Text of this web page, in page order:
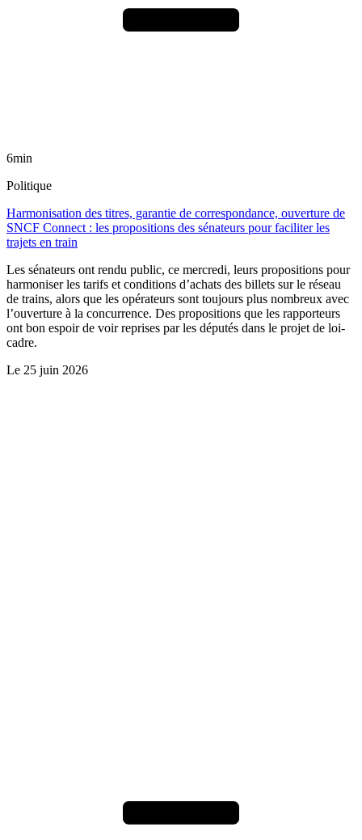
6min
Politique
Harmonisation des titres, garantie de correspondance, ouverture de
SNCF Connect : les propositions des sénateurs pour faciliter les
trajets en train
Les sénateurs ont rendu public, ce mercredi, leurs propositions pour
harmoniser les tarifs et conditions d’achats des billets sur le réseau
de trains, alors que les opérateurs sont toujours plus nombreux avec
l’ouverture à la concurrence. Des propositions que les rapporteurs
ont bon espoir de voir reprises par les députés dans le projet de loi-
cadre.
Le 25 juin 2026